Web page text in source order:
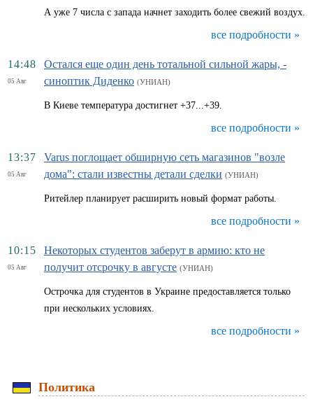
А уже 7 числа с запада начнет заходить более свежий воздух.
все подробности »
14:48
05 Авг
Остался еще один день тотальной сильной жары, -
синоптик Диденко (УНИАН)
В Киеве температура достигнет +37...+39.
все подробности »
13:37
05 Авг
Varus поглощает обширную сеть магазинов "возле
дома": стали известны детали сделки (УНИАН)
Ритейлер планирует расширить новый формат работы.
все подробности »
10:15
05 Авг
Некоторых студентов заберут в армию: кто не
получит отсрочку в августе (УНИАН)
Острочка для студентов в Украине предоставляется только
при нескольких условиях.
все подробности »
Политика